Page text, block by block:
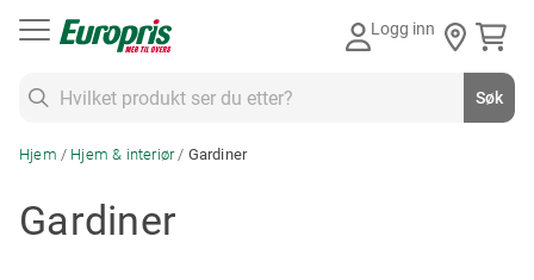
Logg inn
Søk
Hjem Hjem & interiør Gardiner
Gardiner